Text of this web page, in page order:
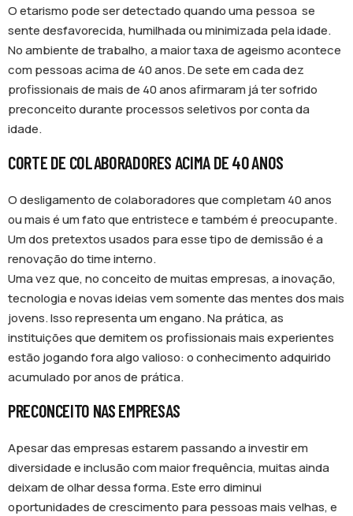
O etarismo pode ser detectado quando uma pessoa se
sente desfavorecida, humilhada ou minimizada pela idade.
No ambiente de trabalho, a maior taxa de ageismo acontece
com pessoas acima de 40 anos. De sete em cada dez
profissionais de mais de 40 anos afirmaram já ter sofrido
preconceito durante processos seletivos por conta da
idade.
CORTE DE COLABORADORES ACIMA DE 40 ANOS
O desligamento de colaboradores que completam 40 anos
ou mais é um fato que entristece e também é preocupante.
Um dos pretextos usados para esse tipo de demissão é a
renovação do time interno.
Uma vez que, no conceito de muitas empresas, a inovação,
tecnologia e novas ideias vem somente das mentes dos mais
jovens. Isso representa um engano. Na prática, as
instituições que demitem os profissionais mais experientes
estão jogando fora algo valioso: o conhecimento adquirido
acumulado por anos de prática.
PRECONCEITO NAS EMPRESAS
Apesar das empresas estarem passando a investir em
diversidade e inclusão com maior frequência, muitas ainda
deixam de olhar dessa forma. Este erro diminui
oportunidades de crescimento para pessoas mais velhas, e